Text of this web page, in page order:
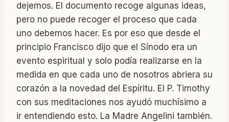
dejemos. El documento recoge algunas ideas,
pero no puede recoger el proceso que cada
uno debemos hacer. Es por eso que desde el
principio Francisco dijo que el Sínodo era un
evento espiritual y solo podía realizarse en la
medida en que cada uno de nosotros abriera su
corazón a la novedad del Espíritu. El P. Timothy
con sus meditaciones nos ayudó muchísimo a
ir entendiendo esto. La Madre Angelini también.